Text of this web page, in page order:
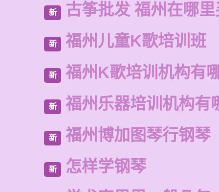
新 古筝批发 福州在哪
新 福州儿童K歌培训班
新 福州K歌培训机构有
新 福州乐器培训机构有
新 福州博加图琴行钢琴
新
怎样学钢琴